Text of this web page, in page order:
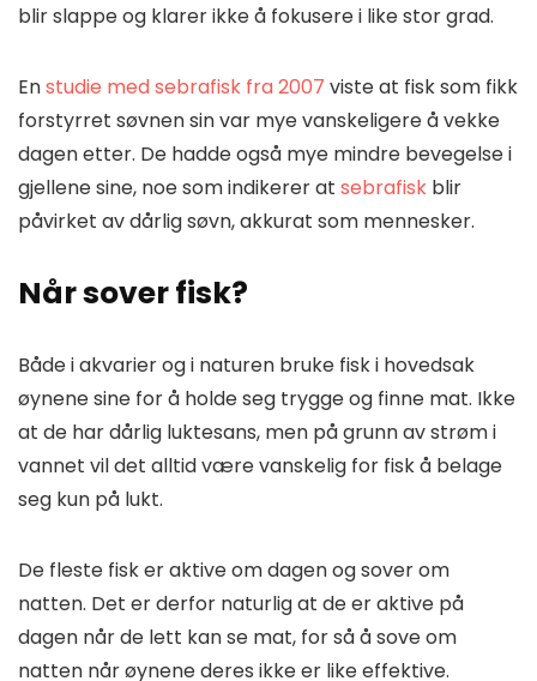
blir slappe og klarer ikke å fokusere i like stor grad.
Enstudie med sebrafisk fra 2007 viste at fisk som fikk
forstyrret søvnen sin var mye vanskeligere å vekke
dagen etter. De hadde også mye mindre bevegelse i
gjellene sine, noe som indikerer at sebrafisk blir
påvirket av dårlig søvn, akkurat som mennesker.
Når sover fisk?
Både i akvarier og i naturen bruke fisk i hovedsak
øynene sine for å holde seg trygge og finne mat. Ikke
at de har dårlig luktesans, men på grunn av strøm i
vannet vil det alltid være vanskelig for fisk å belage
seg kun på lukt.
De fleste fisk er aktive om dagen og sover om
natten. Det er derfor naturlig at de er aktive på
dagen når de lett kan se mat, for så å sove om
natten når øynene deres ikke er like effektive.